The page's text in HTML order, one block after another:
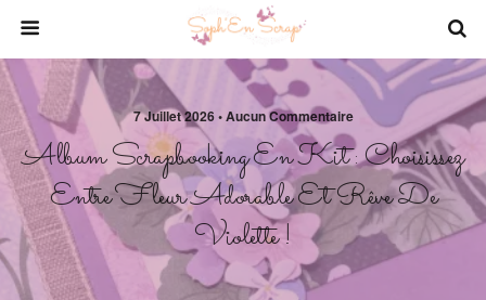
7 Juillet 2026 • Aucun Commentaire
Album Scrapbooking En Kit : Choisissez
Entre Fleur Adorable Et Rêve De
Violette !